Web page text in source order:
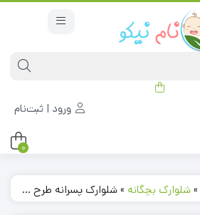
ورود | ثبت‌نام
0
»شلوارک بچگانه »شلوارک پسرانه طرح ساده کمرکش سرمه ای رنگ